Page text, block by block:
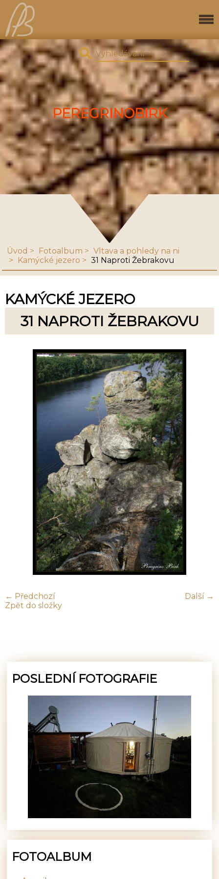
PEREGRINOBIRK
Úvod Fotoalbum
Vltava a pohledy na ni
Kamýcké jezero
31 Naproti Žebrakovu
KAMÝCKÉ JEZERO
31 NAPROTI ŽEBRAKOVU
← Předchozí
Další →
Zpět do složky
POSLEDNÍ FOTOGRAFIE
FOTOALBUM